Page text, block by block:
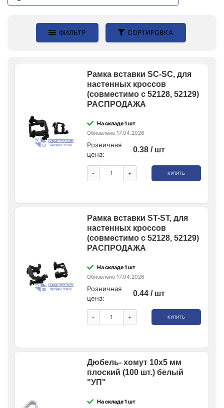
ФИЛЬТР СОРТИРОВКА
Рамка вставки SC-SC, для
настенных кроссов
(совместимо с 52128, 52129)
РАСПРОДАЖА
На складе 1 шт
Обновлено 17.04.2026
Розничная
цена:
0.38 / шт
- + КУПИТЬ
Рамка вставки ST-ST, для
настенных кроссов
(совместимо с 52128, 52129)
РАСПРОДАЖА
На складе 1 шт
Обновлено 17.04.2026
Розничная
цена:
0.44 / шт
- + КУПИТЬ
Дюбель- хомут 10х5 мм
плоский (100 шт.) белый
"УП"
На складе 1 шт